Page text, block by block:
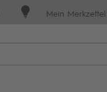
Mein Merkzettel